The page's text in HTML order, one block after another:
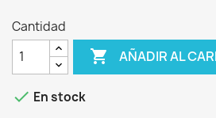
Cantidad
 AÑADIR AL
 En stock